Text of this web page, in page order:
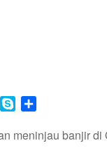
y
a
meninjau banjir